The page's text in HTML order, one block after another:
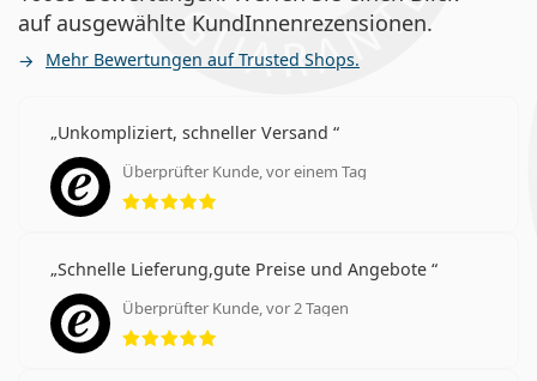
auf ausgewählte KundInnenrezensionen.
Mehr Bewertungen auf Trusted Shops.
Unkompliziert, schneller Versand
Überprüfter Kunde, vor einem Tag
Bewertung 5 aus 5
Schnelle Lieferung,gute Preise und Angebote
Überprüfter Kunde, vor 2 Tagen
Bewertung 5 aus 5